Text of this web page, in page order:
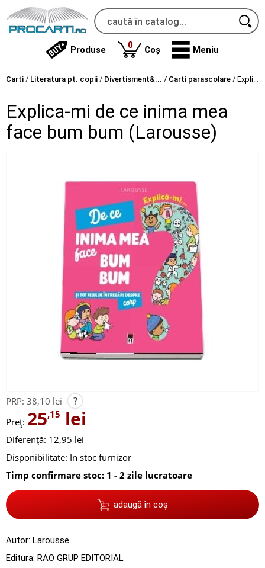
Produse 0produse
Coș Meniu
Carti / Literatura pt. copii / Divertisment&... / Carti parascolare / Explica-mi de ce inima mea face bum bum (Larousse)
Explica-mi de ce inima mea
face bum bum (Larousse)
PRP: 38,10 lei ?
Preț: 25,15 lei
Diferență: 12,95 lei
Disponibilitate: In stoc furnizor
Timp confirmare stoc: 1 - 2 zile lucratoare
adaugă în coș
Autor: Larousse
Editura: RAO GRUP EDITORIAL